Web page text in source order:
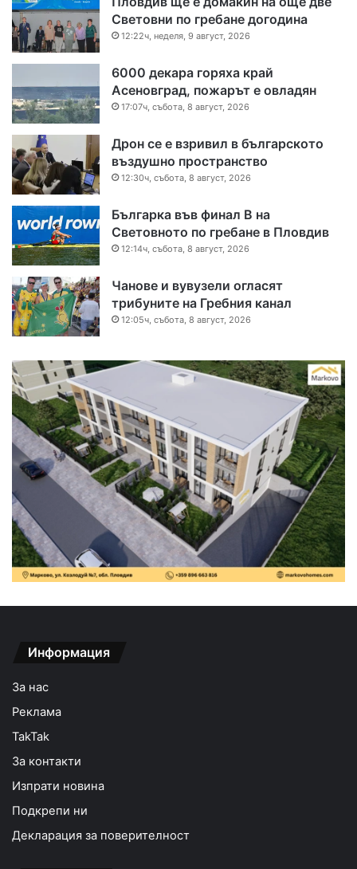
Световни по гребане догодина
12:22ч, неделя, 9 август, 2026
6000 декара горяха край
Асеновград, пожарът е овладян
17:07ч, събота, 8 август, 2026
Дрон се е взривил в българското
въздушно пространство
12:30ч, събота, 8 август, 2026
Българка във финал B на
Световното по гребане в Пловдив
12:14ч, събота, 8 август, 2026
Чанове и вувузели огласят
трибуните на Гребния канал
12:05ч, събота, 8 август, 2026
Информация
За нас
Реклама
TakTak
За контакти
Изпрати новина
Подкрепи ни
Декларация за поверителност